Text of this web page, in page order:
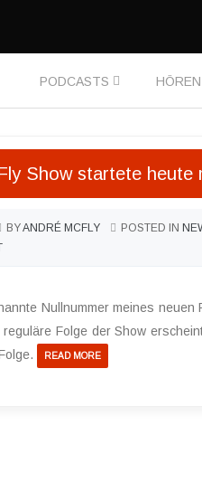
PODCASTS HÖREN
Show startete heute
BYANDRÉ MCFLY POSTED IN
Nullnummer meines neuen
Folge der Show
READ MORE